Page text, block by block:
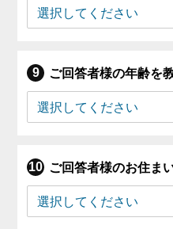
ご回答者様の年齢を
ご回答者様のお住ま